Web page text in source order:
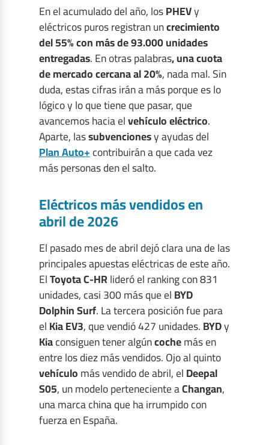
En el acumulado del año, losPHEVy
eléctricos puros registran uncrecimiento
del 55% con más de 93.000 unidades
entregadas. En otras palabras, una cuota
de mercado cercana al 20%, nada mal. Sin
duda, estas cifras irán a más porque es lo
lógico y lo que tiene que pasar, que
avancemos hacia elvehículo eléctrico.
Aparte, lassubvencionesy ayudas del
Plan Auto+contribuirán a que cada vez
más personas den el salto.
Eléctricos más vendidos en
abril de 2026
El pasado mes de abril dejó clara una de las
principales apuestas eléctricas de este año.
ElToyota C-HRlideró el ranking con 831
unidades, casi 300 más que elBYD
Dolphin Surf. La tercera posición fue para
elKia EV3, que vendió 427 unidades.BYDy
Kiaconsiguen tener algúncochemás en
entre los diez más vendidos. Ojo al quinto
vehículomás vendido de abril, elDeepal
S05, un modelo perteneciente aChangan,
una marca china que ha irrumpido con
fuerza en España.